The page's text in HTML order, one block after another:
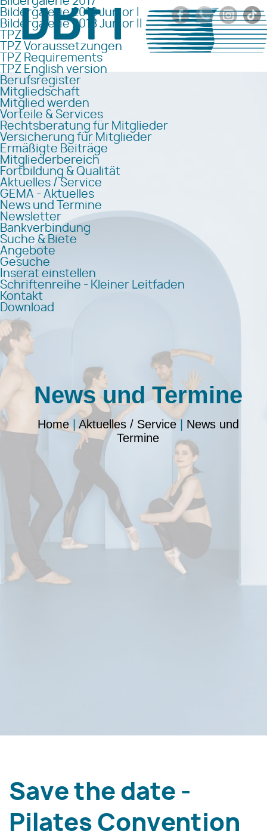
Bildergalerie 2018 Junior I
Bildergalerie 2018 Junior II
TPZ
TPZ Voraussetzungen
TPZ Requirements
TPZ English version
Berufsregister
Mitgliedschaft
Mitglied werden
Vorteile & Services
Rechtsberatung für Mitglieder
Versicherung für Mitglieder
Ermäßigte Beiträge
Mitgliederbereich
Fortbildung & Qualität
Aktuelles / Service
GEMA - Aktuelles
News und Termine
Newsletter
Bankverbindung
Suche & Biete
Angebote
Gesuche
Inserat einstellen
Schriftenreihe - Kleiner Leitfaden
Kontakt
Download
News und Termine
Home| Aktuelles / Service| News und
Termine
Save the date -
Pilates Convention